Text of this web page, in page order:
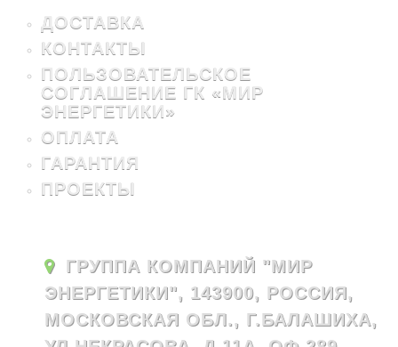
ДОСТАВКА
КОНТАКТЫ
ПОЛЬЗОВАТЕЛЬСКОЕ
СОГЛАШЕНИЕ ГК «МИР
ЭНЕРГЕТИКИ»
ОПЛАТА
ГАРАНТИЯ
ПРОЕКТЫ
ГРУППА КОМПАНИЙ "МИР
ЭНЕРГЕТИКИ", 143900, РОССИЯ,
МОСКОВСКАЯ ОБЛ., Г.БАЛАШИХА,